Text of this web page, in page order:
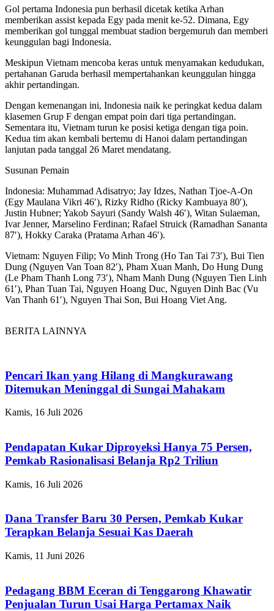
Gol pertama Indonesia pun berhasil dicetak ketika Arhan
memberikan assist kepada Egy pada menit ke-52. Dimana, Egy
memberikan gol tunggal membuat stadion bergemuruh dan memberi
keunggulan bagi Indonesia.
Meskipun Vietnam mencoba keras untuk menyamakan kedudukan,
pertahanan Garuda berhasil mempertahankan keunggulan hingga
akhir pertandingan.
Dengan kemenangan ini, Indonesia naik ke peringkat kedua dalam
klasemen Grup F dengan empat poin dari tiga pertandingan.
Sementara itu, Vietnam turun ke posisi ketiga dengan tiga poin.
Kedua tim akan kembali bertemu di Hanoi dalam pertandingan
lanjutan pada tanggal 26 Maret mendatang.
Susunan Pemain
Indonesia: Muhammad Adisatryo; Jay Idzes, Nathan Tjoe-A-On
(Egy Maulana Vikri 46′), Rizky Ridho (Ricky Kambuaya 80′),
Justin Hubner; Yakob Sayuri (Sandy Walsh 46′), Witan Sulaeman,
Ivar Jenner, Marselino Ferdinan; Rafael Struick (Ramadhan Sananta
87′), Hokky Caraka (Pratama Arhan 46′).
Vietnam: Nguyen Filip; Vo Minh Trong (Ho Tan Tai 73′), Bui Tien
Dung (Nguyen Van Toan 82′), Pham Xuan Manh, Do Hung Dung
(Le Pham Thanh Long 73′), Nham Manh Dung (Nguyen Tien Linh
61′), Phan Tuan Tai, Nguyen Hoang Duc, Nguyen Dinh Bac (Vu
Van Thanh 61′), Nguyen Thai Son, Bui Hoang Viet Ang.
BERITA LAINNYA
Pencari Ikan yang Hilang di Mangkurawang
Ditemukan Meninggal di Sungai Mahakam
Kamis, 16 Juli 2026
Pendapatan Kukar Diproyeksi Hanya 75 Persen,
Pemkab Rasionalisasi Belanja Rp2 Triliun
Kamis, 16 Juli 2026
Dana Transfer Baru 30 Persen, Pemkab Kukar
Terapkan Belanja Sesuai Kas Daerah
Kamis, 11 Juni 2026
Pedagang BBM Eceran di Tenggarong Khawatir
Penjualan Turun Usai Harga Pertamax Naik